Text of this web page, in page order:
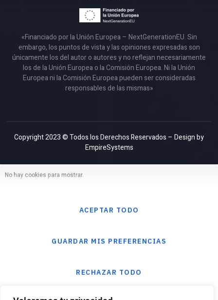
«Financiado por la Unión Europea – NextGenerationEU. Sin
embargo, los puntos de vista y las opiniones expresadas son
únicamente los del autor o autores y no reflejan necesariamente
los de la Unión Europea o la Comisión Europea. Ni la Unión
Europea ni la Comisión Europea pueden ser consideradas
responsables de las mismas»
Copyright 2023 © Todos los Derechos Reservados – Design by
EmpireSystems
No hay cookies para mostrar.
RECHAZAR TODO
GUARDAR MIS PREFERENCIAS
ACEPTAR TODO